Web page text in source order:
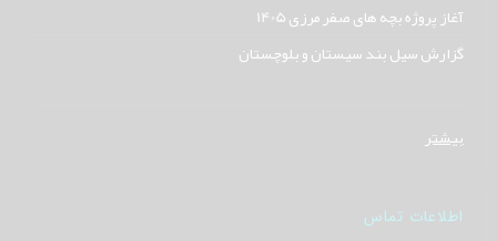
آغاز پروژه بچه های صفر مرزی 1405
گزارش سیل بند سیستان و بلوچستان
بیشتر
اطلاعات تماس